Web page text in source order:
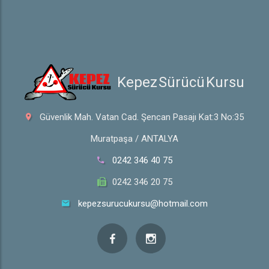
Kepez Sürücü Kursu
Güvenlik Mah. Vatan Cad. Şencan Pasajı Kat:3 No:35
Muratpaşa / ANTALYA
0242 346 40 75
0242 346 20 75
kepezsurucukursu@hotmail.com